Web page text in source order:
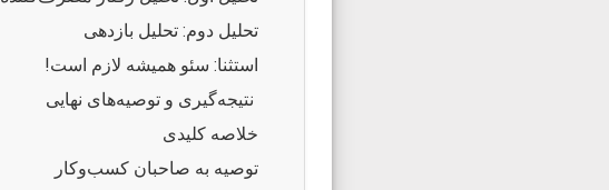
تحلیل دوم: تحلیل بازدهی
استثنا: سئو همیشه لازم است!
نتیجه‌گیری و توصیه‌های نهایی
خلاصه کلیدی
توصیه به صاحبان کسب‌وکار